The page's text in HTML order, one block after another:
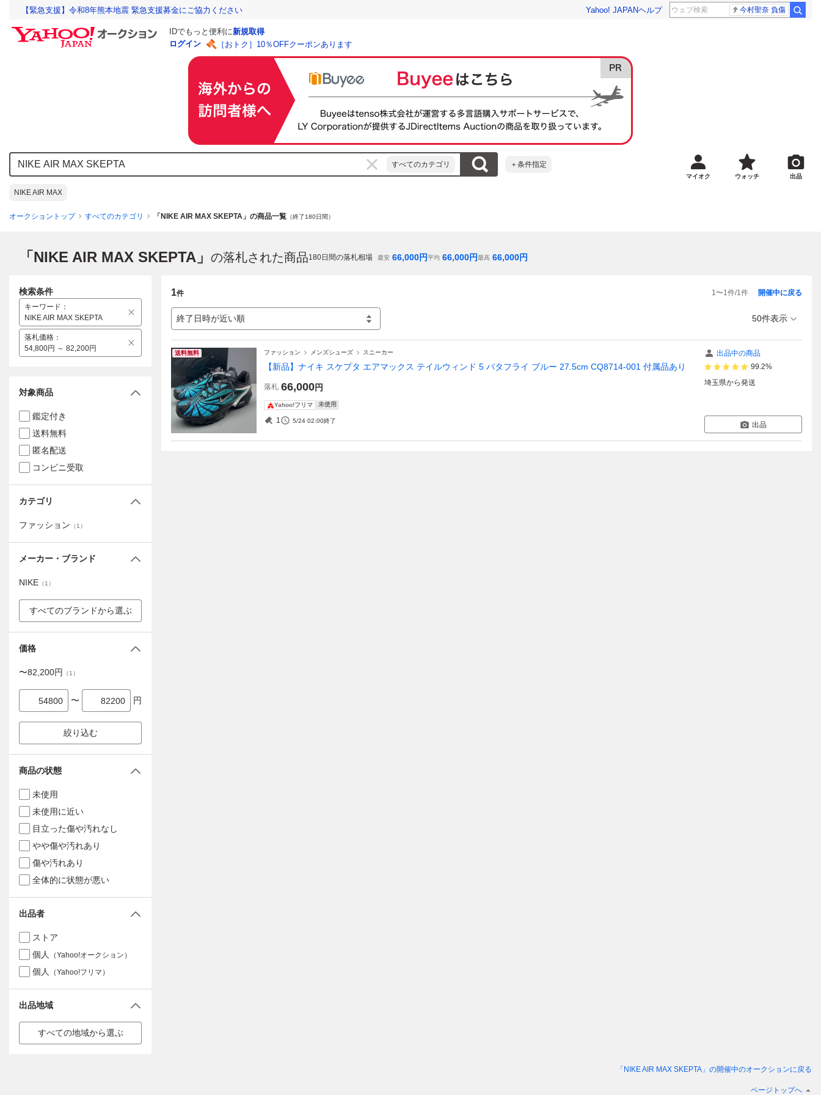
【緊急支援】令和8年熊本地震 緊急支援募金にご協力ください Yahoo! JAPANヘルプ 今村聖奈 負傷
IDでもっと便利に新規取得
ログイン
［おトク］10％OFFクーポンあります
すべてのカテゴリ ＋条件指定
NIKE AIR MAX
マイオク ウォッチ 出品
オークショントップ すべてのカテゴリ 「NIKE AIR MAX SKEPTA」の商品一覧 （終了180日間）
「NIKE AIR MAX SKEPTA」 の落札された商品180日間の落札相場 最安 66,000円平均 66,000円最高 66,000円
1件 1〜1件/1件
終了日時が近い順
開催中に戻る
50件表示
送料無料 ファッション メンズシューズ スニーカー
【新品】ナイキ スケプタ エアマックス テイルウィンド 5 バタフライ ブルー 27.5cm CQ8714-001 付属品あり
落札 66,000円
Yahoo!フリマ 未使用
1 5/24 02:00終了
出品中の商品
99.2%
埼玉県から発送
出品
検索条件
キーワード ：
NIKE AIR MAX SKEPTA
落札価格 ：
54,800円 ～ 82,200円
対象商品
鑑定付き
送料無料
匿名配送
コンビニ受取
カテゴリ
ファッション （1 ）
メーカー・ブランド
NIKE （1 ）
すべてのブランドから選ぶ
価格
〜82,200円 （1 ）
〜 円
絞り込む
商品の状態
未使用
未使用に近い
目立った傷や汚れなし
やや傷や汚れあり
傷や汚れあり
全体的に状態が悪い
出品者
ストア
個人
（Yahoo!オークション）
個人 （Yahoo!フリマ）
出品地域
すべての地域から選ぶ
「NIKE AIR MAX SKEPTA」 の開催中のオークションに戻る
ページトップへ